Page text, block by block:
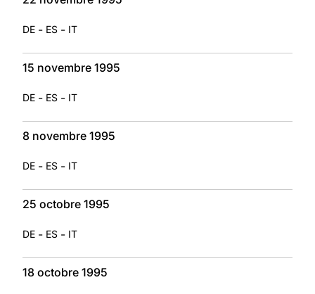
DE - ES - IT
15 novembre 1995
DE - ES - IT
8 novembre 1995
DE - ES - IT
25 octobre 1995
DE - ES - IT
18 octobre 1995